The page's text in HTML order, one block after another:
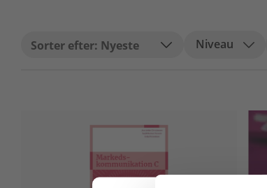
Nyeste Niveau